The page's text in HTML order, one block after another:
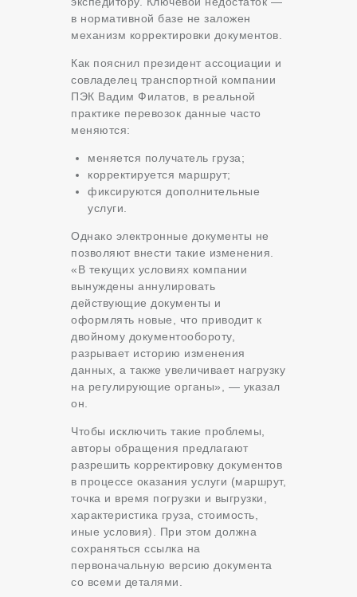
в нормативной базе не заложен
механизм корректировки документов.
Как пояснил президент ассоциации и
совладелец транспортной компании
ПЭК Вадим Филатов, в реальной
практике перевозок данные часто
меняются:
меняется получатель груза;
корректируется маршрут;
фиксируются дополнительные
услуги.
Однако электронные документы не
позволяют внести такие изменения.
«В текущих условиях компании
вынуждены аннулировать
действующие документы и
оформлять новые, что приводит к
двойному документообороту,
разрывает историю изменения
данных, а также увеличивает нагрузку
на регулирующие органы», — указал
он.
Чтобы исключить такие проблемы,
авторы обращения предлагают
разрешить корректировку документов
в процессе оказания услуги (маршрут,
точка и время погрузки и выгрузки,
характеристика груза, стоимость,
иные условия). При этом должна
сохраняться ссылка на
первоначальную версию документа
со всеми деталями.